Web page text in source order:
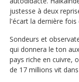
justesse à deux
l'écart la dernière fois
Sondeurs et
qui donnera le ton
pays riche en cuivre,
de 17 millions vit